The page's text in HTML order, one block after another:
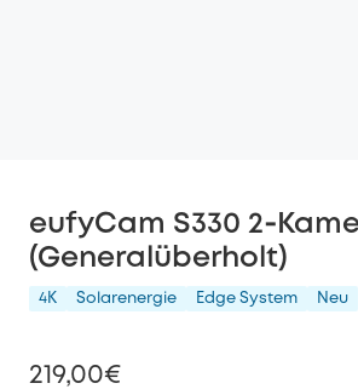
eufyCam S330
(Generalüberholt)
4K Solarenergie Edge System Neu
219,00€